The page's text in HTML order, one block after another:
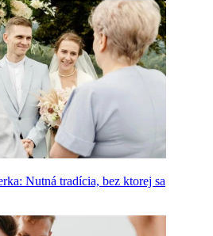
Nutná tradícia, bez ktorej sa